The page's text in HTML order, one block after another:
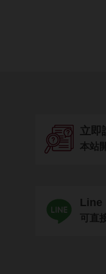
立即
本站
Line
可直